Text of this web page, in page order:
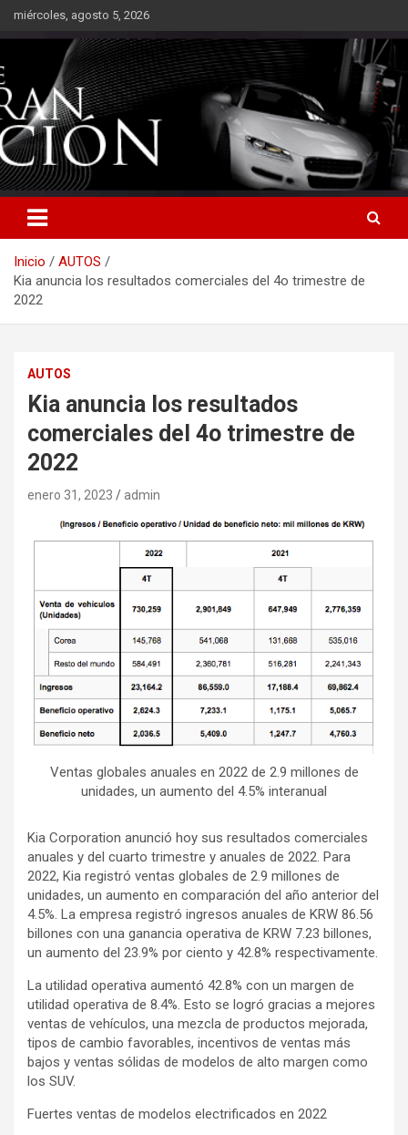
Saltarmiércoles, agosto 5, 2026
Inicio
AUTOS
Kia anuncia los resultados comerciales del 4o trimestre de
2022
AUTOS
Kia anuncia los resultados
comerciales del 4o trimestre de
2022
enero 31, 2023 admin
Ventas globales anuales en 2022 de 2.9 millones de
unidades, un aumento del 4.5% interanual
Kia Corporation anunció hoy sus resultados comerciales
anuales y del cuarto trimestre y anuales de 2022. Para
2022, Kia registró ventas globales de 2.9 millones de
unidades, un aumento en comparación del año anterior del
4.5%. La empresa registró ingresos anuales de KRW 86.56
billones con una ganancia operativa de KRW 7.23 billones,
un aumento del 23.9% por ciento y 42.8% respectivamente.
La utilidad operativa aumentó 42.8% con un margen de
utilidad operativa de 8.4%. Esto se logró gracias a mejores
ventas de vehículos, una mezcla de productos mejorada,
tipos de cambio favorables, incentivos de ventas más
bajos y ventas sólidas de modelos de alto margen como
los SUV.
Fuertes ventas de modelos electrificados en 2022